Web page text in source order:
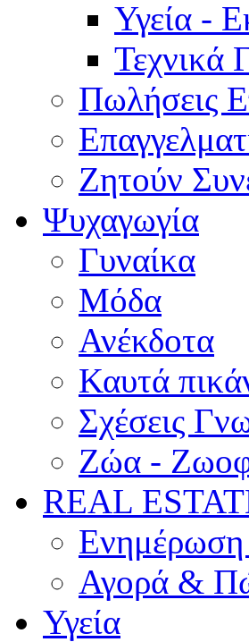
Υγεία -
Τεχνικά
Πωλήσεις
Ζητούν
Ψυχαγωγία
Γυναίκα
Μόδα
Ανέκδοτα
Καυτά
Σχέσεις
Ζώα -
REAL
Ενημέρωση
Αγορά &
Υγεία